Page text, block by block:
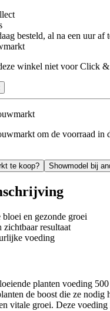
besteld, al na een uur af
winkel niet voor Click &
om de voorraad in
te koop? Showmodel bij
en gezonde groei
zichtbaar resultaat
voeding
planten voeding
de boost die ze nodig
vitale groei. Deze